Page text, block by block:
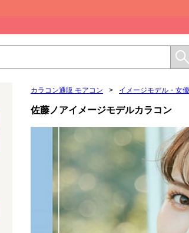
カラコン通販 モアコン > イメージモデル・女
佐藤ノアイメージモデルカラコン